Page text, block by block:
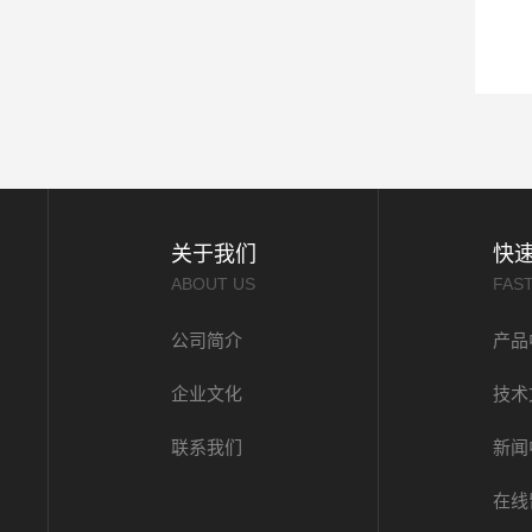
关于我们
ABOUT US
公司简介
企业文化
联系我们
快
产
技术
新
在